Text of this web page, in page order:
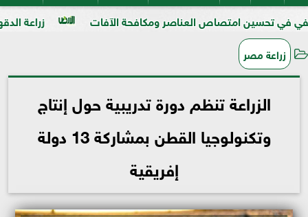
زراعة الدقهلية تكشف خطة تطوير بنجر امتصاص العناصر ومكافحة الآفات
زراعة مصر
الزراعة تنظم دورة تدريبية حول إنتاج
وتكنولوجيا القطن بمشاركة 13 دولة
إفريقية